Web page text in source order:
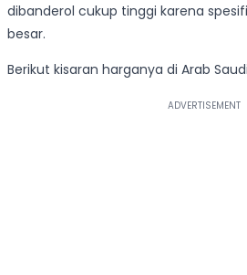
dibanderol cukup tinggi karena
besar.
Berikut kisaran harganya di Arab